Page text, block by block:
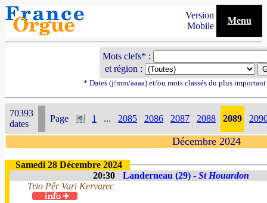
Version
Mobile
Menu
Mots clefs* :
et région :
* Dates (j/mm/aaaa) et/ou mots classés du plus
70393
dates
Page 1 ... 2085 2086 2087 2088 2089
Décembre 2024
Samedi 28 Décembre 2024
20:30
Landerneau (29) - St Houardon
Trio Pêr Vari Kervarec